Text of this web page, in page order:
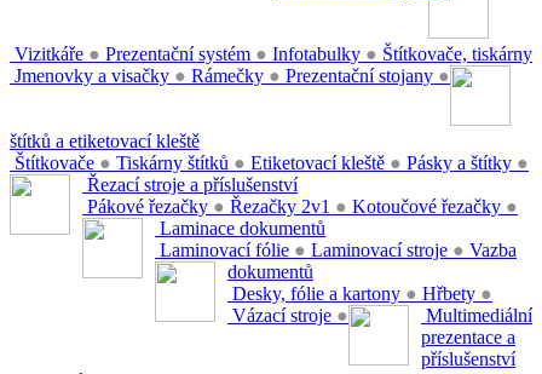
Vizitkáře ● Prezentační systém ● Infotabulky ●
Jmenovky a visačky ● Rámečky ● Prezentační stojany ●
Štítkovače, tiskárny
štítků a etiketovací kleště
Štítkovače ● Tiskárny štítků ● Etiketovací kleště ● Pásky a štítky ●
Řezací stroje a příslušenství
Pákové řezačky ● Řezačky 2v1 ● Kotoučové řezačky ●
Laminace dokumentů
Laminovací fólie ● Laminovací stroje ● Vazba
dokumentů
Desky, fólie a kartony ● Hřbety ●
Vázací stroje ●
Multimediální
prezentace a
příslušenství